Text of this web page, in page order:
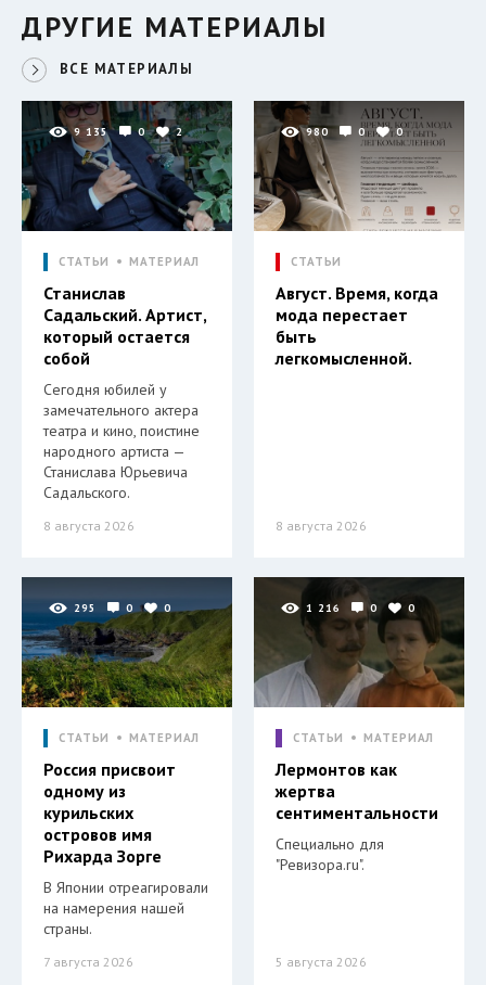
ДРУГИЕ МАТЕРИАЛЫ
ВСЕ МАТЕРИАЛЫ
9 135 0 2
СТАТЬИ МАТЕРИАЛ
Станислав
Садальский. Артист,
который остается
собой
Сегодня юбилей у
замечательного актера
театра и кино, поистине
народного артиста —
Станислава Юрьевича
Садальского.
8 августа 2026
980 0 0
СТАТЬИ
Август. Время, когда
мода перестает
быть
легкомысленной.
8 августа 2026
295 0 0
СТАТЬИ МАТЕРИАЛ
Россия присвоит
одному из
курильских
островов имя
Рихарда Зорге
В Японии отреагировали
на намерения нашей
страны.
7 августа 2026
1 216 0 0
СТАТЬИ МАТЕРИАЛ
Лермонтов как
жертва
сентиментальности
Специально для
"Ревизора.ru".
5 августа 2026